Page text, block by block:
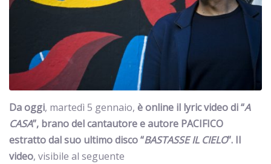
Da oggi, martedì 5 gennaio, è online il lyric video di “A
CASA”, brano del cantautore e autore PACIFICO
estratto dal suo ultimo disco “BASTASSE IL CIELO”. Il
video, visibile al seguente